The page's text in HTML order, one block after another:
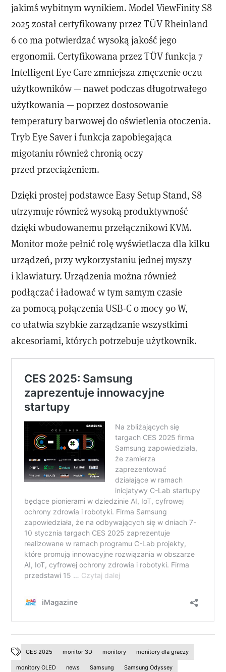
jakimś wybitnym wynikiem. Model ViewFinity S8
2025 został certyfikowany przez TÜV Rheinland
6 co ma potwierdzać wysoką jakość jego
ergonomii. Certyfikowana przez TÜV funkcja 7
Intelligent Eye Care zmniejsza zmęczenie oczu
użytkowników — nawet podczas długotrwałego
użytkowania — poprzez dostosowanie
temperatury barwowej do oświetlenia otoczenia.
Tryb Eye Saver i funkcja zapobiegająca
migotaniu również chronią oczy
przed przeciążeniem.
Dzięki prostej podstawce Easy Setup Stand, S8
utrzymuje również wysoką produktywność
dzięki wbudowanemu przełącznikowi KVM.
Monitor może pełnić rolę wyświetlacza dla kilku
urządzeń, przy wykorzystaniu jednej myszy
i klawiatury. Urządzenia można również
podłączać i ładować w tym samym czasie
za pomocą połączenia USB-C o mocy 90 W,
co ułatwia szybkie zarządzanie wszystkimi
akcesoriami, których potrzebuje użytkownik.
CES 2025 monitor 3D monitory monitory dla graczy
monitory OLED news Samsung Samsung Odyssey